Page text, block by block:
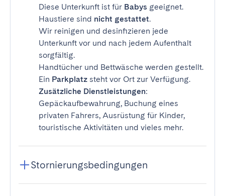
Diese Unterkunft ist für Babys geeignet.
Haustiere sind nicht gestattet.
Wir reinigen und desinfizieren jede
Unterkunft vor und nach jedem Aufenthalt
sorgfältig.
Handtücher und Bettwäsche werden gestellt.
Ein Parkplatz steht vor Ort zur Verfügung.
Zusätzliche Dienstleistungen:
Gepäckaufbewahrung, Buchung eines
privaten Fahrers, Ausrüstung für Kinder,
touristische Aktivitäten und vieles mehr.
Stornierungsbedingungen